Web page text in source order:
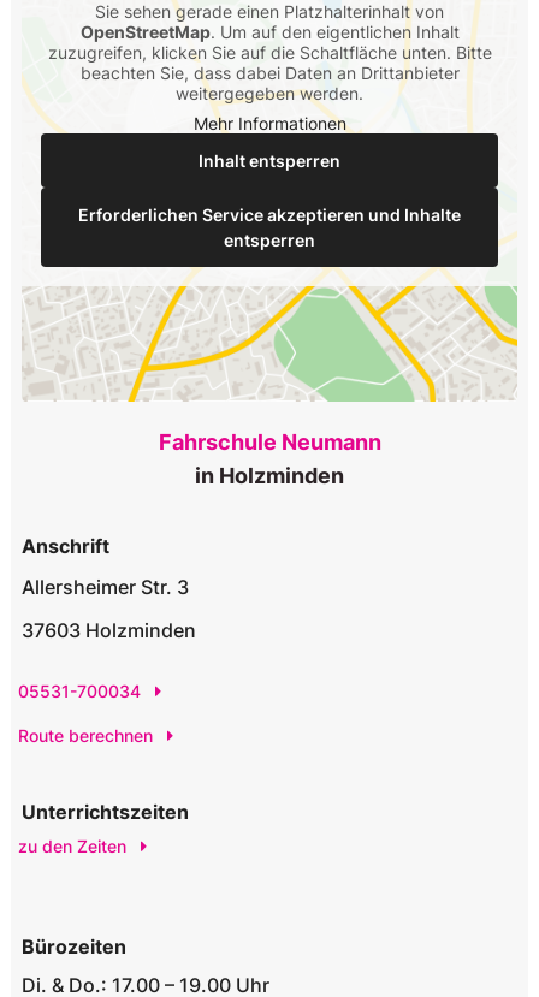
Sie sehen gerade einen Platzhalterinhalt von
OpenStreetMap. Um auf den eigentlichen Inhalt
zuzugreifen, klicken Sie auf die Schaltfläche unten. Bitte
beachten Sie, dass dabei Daten an Drittanbieter
weitergegeben werden.
Mehr Informationen
Inhalt entsperren
Erforderlichen Service akzeptieren und Inhalte
entsperren
Fahrschule Neumann
in Holzminden
Anschrift
Allersheimer Str. 3
37603 Holzminden
05531-700034
Route berechnen
Unterrichtszeiten
zu den Zeiten
Bürozeiten
Di. & Do.: 17.00 – 19.00 Uhr